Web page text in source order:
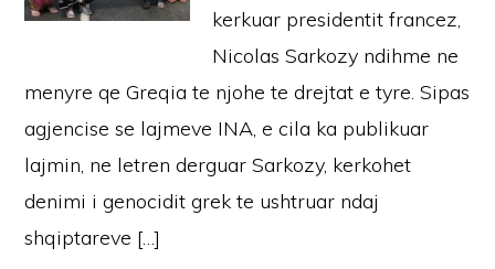
kerkuar presidentit francez,
Nicolas Sarkozy ndihme ne
menyre qe Greqia te njohe te drejtat e tyre. Sipas
agjencise se lajmeve INA, e cila ka publikuar
lajmin, ne letren derguar Sarkozy, kerkohet
denimi i genocidit grek te ushtruar ndaj
shqiptareve […]